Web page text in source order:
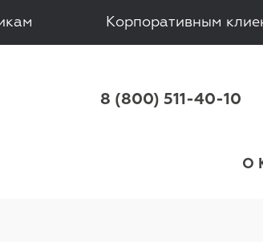
Корпоративным
8 (800) 511-40-10
О